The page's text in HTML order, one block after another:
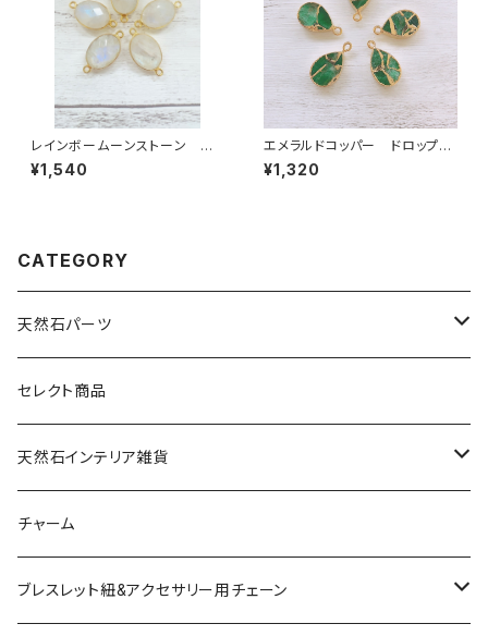
レインボームーンストーン オ
ーバル型 2カン
¥1,540
エメラルドコッパー ドロップ
型 1カン
¥1,320
CATEGORY
天然石パーツ
天然石
ドゥルージー
ソーラークォーツ
コッパー
セレクト商品
天然石インテリア雑貨
天然石スライスコースター
天然石キャンドルホルダー
チャーム
ブレスレット紐&アクセサリー用チェーン